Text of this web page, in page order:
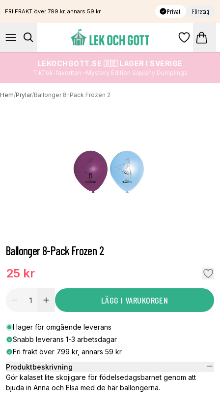
FRI FRAKT över 799 kr, annars 59 kr Privat Företag
LEKOCHGOTT.SE 🇸🇪 LAGER I SVERIGE
TikTok-favoriten -Mystery Edition Squishy Dumplings
Hem/Prylar/Ballonger 8-Pack Frozen 2
Ballonger 8-Pack Frozen 2
25 kr
LÄGG I VARUKORGEN
I lager för omgående leverans
Snabb leverans 1-3 arbetsdagar
Fri frakt över 799 kr, annars 59 kr
Produktbeskrivning
Gör kalaset lite skojigare för födelsedagsbarnet genom att
bjuda in Anna och Elsa med de här ballongerna.